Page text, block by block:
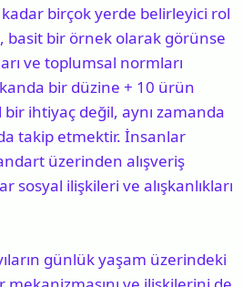
birçok yerde belirleyici rol
basit bir örnek olarak görünse
ve toplumsal normları
bir düzine + 10 ürün
bir ihtiyaç değil, aynı zamanda
takip etmektir. İnsanlar
üzerinden alışveriş
sosyal ilişkileri ve alışkanlıkları
günlük yaşam üzerindeki